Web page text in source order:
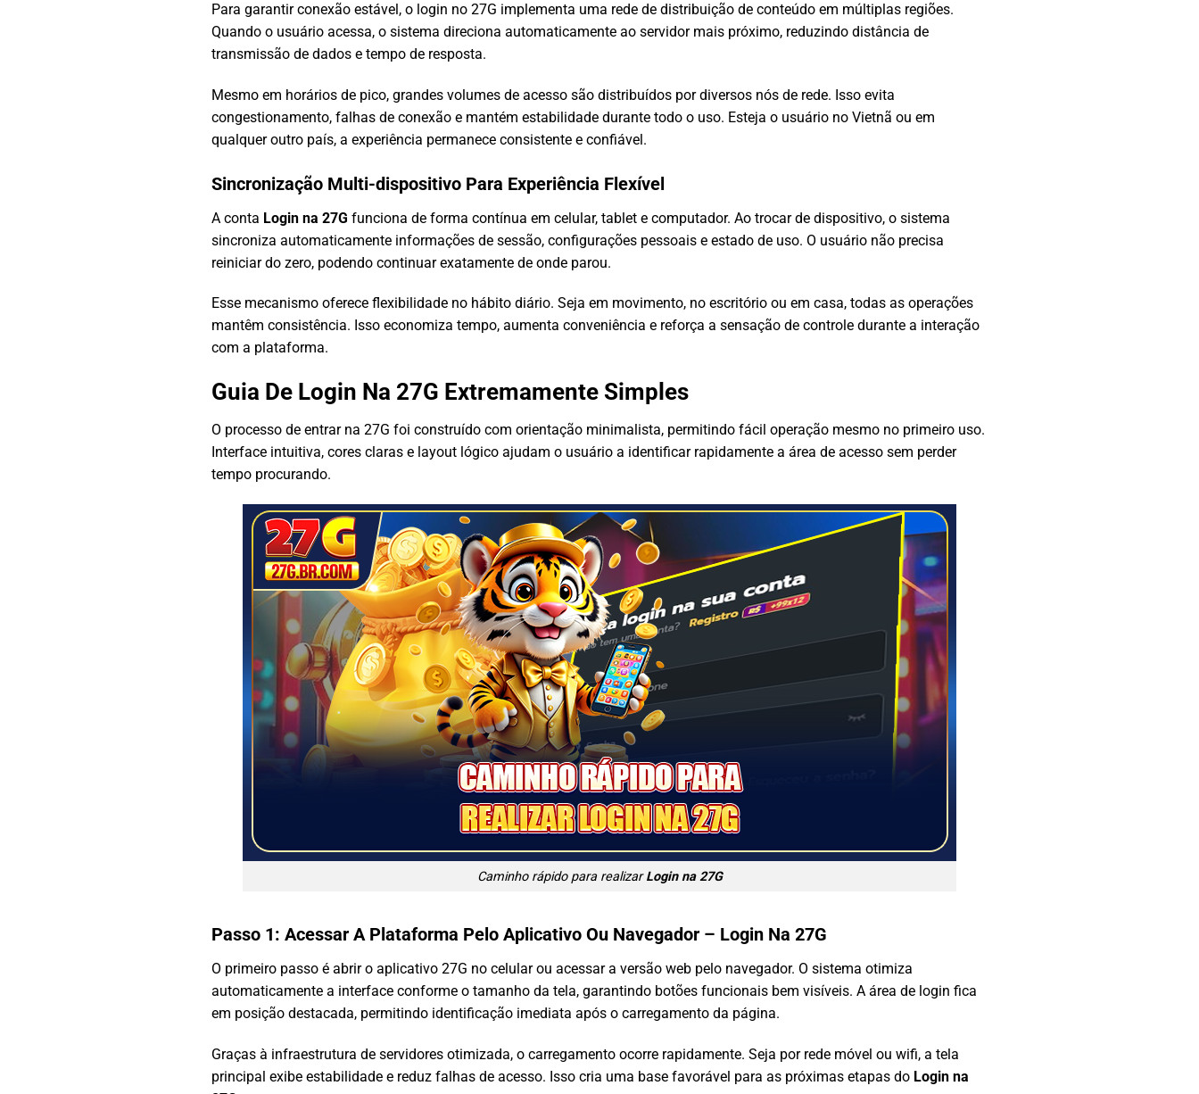
Para garantir conexão estável, o login no 27G implementa uma rede de distribuição de conteúdo em múltiplas regiões.
Quando o usuário acessa, o sistema direciona automaticamente ao servidor mais próximo, reduzindo distância de
transmissão de dados e tempo de resposta.
Mesmo em horários de pico, grandes volumes de acesso são distribuídos por diversos nós de rede. Isso evita
congestionamento, falhas de conexão e mantém estabilidade durante todo o uso. Esteja o usuário no Vietnã ou em
qualquer outro país, a experiência permanece consistente e confiável.
Sincronização Multi-dispositivo Para Experiência Flexível
A conta Login na 27G funciona de forma contínua em celular, tablet e computador. Ao trocar de dispositivo, o sistema
sincroniza automaticamente informações de sessão, configurações pessoais e estado de uso. O usuário não precisa
reiniciar do zero, podendo continuar exatamente de onde parou.
Esse mecanismo oferece flexibilidade no hábito diário. Seja em movimento, no escritório ou em casa, todas as operações
mantêm consistência. Isso economiza tempo, aumenta conveniência e reforça a sensação de controle durante a interação
com a plataforma.
Guia De Login Na 27G Extremamente Simples
O processo de entrar na 27G foi construído com orientação minimalista, permitindo fácil operação mesmo no primeiro uso.
Interface intuitiva, cores claras e layout lógico ajudam o usuário a identificar rapidamente a área de acesso sem perder
tempo procurando.
Caminho rápido para realizarLogin na 27G
Passo 1: Acessar A Plataforma Pelo Aplicativo Ou Navegador – Login Na 27G
O primeiro passo é abrir o aplicativo 27G no celular ou acessar a versão web pelo navegador. O sistema otimiza
automaticamente a interface conforme o tamanho da tela, garantindo botões funcionais bem visíveis. A área de login fica
em posição destacada, permitindo identificação imediata após o carregamento da página.
Graças à infraestrutura de servidores otimizada, o carregamento ocorre rapidamente. Seja por rede móvel ou wifi, a tela
principal exibe estabilidade e reduz falhas de acesso. Isso cria uma base favorável para as próximas etapas do Login na